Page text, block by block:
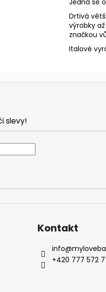
Drtivá
výrobky
značkou
Italové
slevy!
Kontakt
info@
+420 777 572